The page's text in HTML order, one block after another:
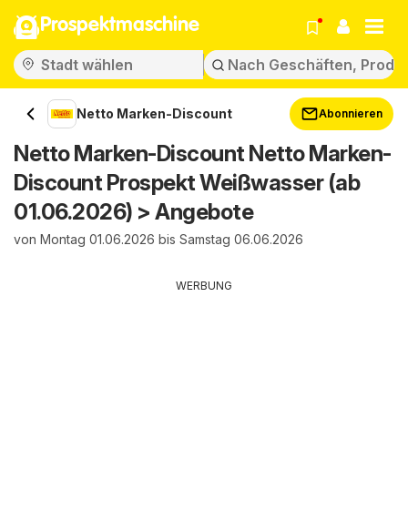
Prospektmaschine
Netto Marken-Discount Abonnieren
Netto Marken-Discount Netto Marken-
Discount Prospekt Weißwasser (ab
01.06.2026) > Angebote
von Montag 01.06.2026 bis Samstag 06.06.2026
WERBUNG